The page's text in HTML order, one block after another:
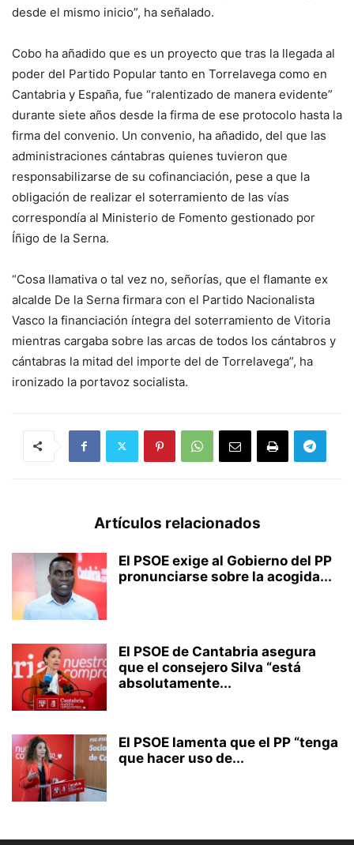
desde el mismo inicio”, ha señalado.
Cobo ha añadido que es un proyecto que tras la llegada al
poder del Partido Popular tanto en Torrelavega como en
Cantabria y España, fue “ralentizado de manera evidente”
durante siete años desde la firma de ese protocolo hasta la
firma del convenio. Un convenio, ha añadido, del que las
administraciones cántabras quienes tuvieron que
responsabilizarse de su cofinanciación, pese a que la
obligación de realizar el soterramiento de las vías
correspondía al Ministerio de Fomento gestionado por
Íñigo de la Serna.
“Cosa llamativa o tal vez no, señorías, que el flamante ex
alcalde De la Serna firmara con el Partido Nacionalista
Vasco la financiación íntegra del soterramiento de Vitoria
mientras cargaba sobre las arcas de todos los cántabros y
cántabras la mitad del importe del de Torrelavega”, ha
ironizado la portavoz socialista.
Artículos relacionados
El PSOE exige al Gobierno del PP
pronunciarse sobre la acogida...
El PSOE de Cantabria asegura
que el consejero Silva “está
absolutamente...
El PSOE lamenta que el PP “tenga
que hacer uso de...